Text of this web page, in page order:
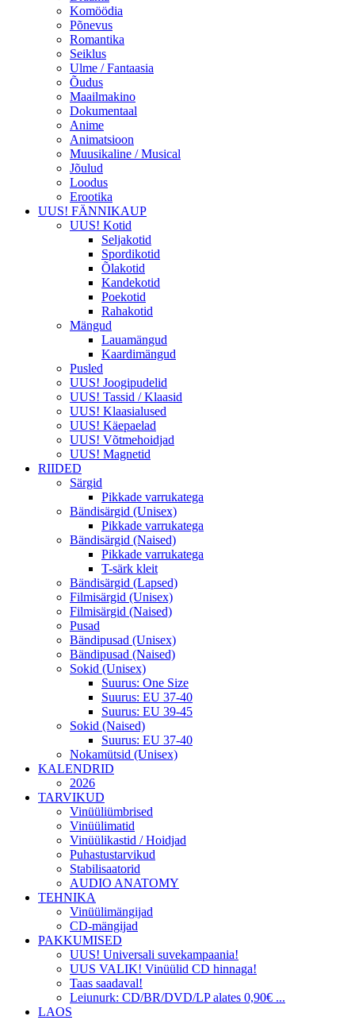
Komöödia
Põnevus
Romantika
Seiklus
Ulme / Fantaasia
Õudus
Maailmakino
Dokumentaal
Anime
Animatsioon
Muusikaline / Musical
Jõulud
Loodus
Erootika
UUS! FÄNNIKAUP
UUS! Kotid
Seljakotid
Spordikotid
Õlakotid
Kandekotid
Poekotid
Rahakotid
Mängud
Lauamängud
Kaardimängud
Pusled
UUS! Joogipudelid
UUS! Tassid / Klaasid
UUS! Klaasialused
UUS! Käepaelad
UUS! Võtmehoidjad
UUS! Magnetid
RIIDED
Särgid
Pikkade varrukatega
Bändisärgid (Unisex)
Pikkade varrukatega
Bändisärgid (Naised)
Pikkade varrukatega
T-särk kleit
Bändisärgid (Lapsed)
Filmisärgid (Unisex)
Filmisärgid (Naised)
Pusad
Bändipusad (Unisex)
Bändipusad (Naised)
Sokid (Unisex)
Suurus: One Size
Suurus: EU 37-40
Suurus: EU 39-45
Sokid (Naised)
Suurus: EU 37-40
Nokamütsid (Unisex)
KALENDRID
2026
TARVIKUD
Vinüüliümbrised
Vinüülimatid
Vinüülikastid / Hoidjad
Puhastustarvikud
Stabilisaatorid
AUDIO ANATOMY
TEHNIKA
Vinüülimängijad
CD-mängijad
PAKKUMISED
UUS! Universali suvekampaania!
UUS VALIK! Vinüülid CD hinnaga!
Taas saadaval!
Leiunurk: CD/BR/DVD/LP alates 0,90€ ...
LAOS